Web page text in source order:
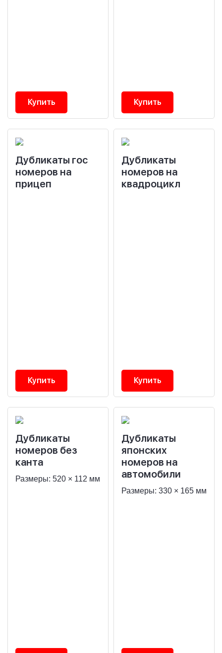
Купить Купить
Дубликаты гос
номеров на
прицеп
Купить
Дубликаты
номеров на
квадроцикл
Купить
Дубликаты
номеров без
канта
Размеры: 520 × 112 мм
Дубликаты
японских
номеров на
автомобили
Размеры: 330 × 165 мм